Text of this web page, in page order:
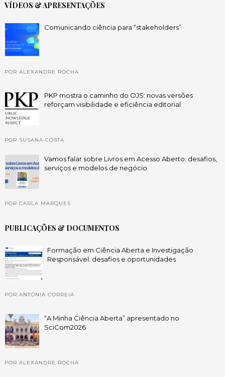
VÍDEOS & APRESENTAÇÕES
Comunicando ciência para “stakeholders”
POR ALEXANDRE ROCHA
PKP mostra o caminho do OJS: novas versões
reforçam visibilidade e eficiência editorial
POR SUSANA COSTA
Vamos falar sobre Livros em Acesso Aberto: desafios,
serviços e modelos de negócio
POR CARLA MARQUES
PUBLICAÇÕES & DOCUMENTOS
Formação em Ciência Aberta e Investigação
Responsável: desafios e oportunidades
POR ANTÓNIA CORREIA
“A Minha Ciência Aberta” apresentado no
SciCom2026
POR ALEXANDRE ROCHA